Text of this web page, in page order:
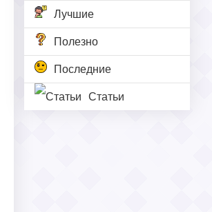
Лучшие
Полезно
Последние
Статьи